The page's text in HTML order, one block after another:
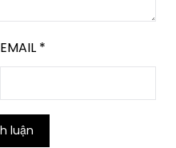
EMAIL *